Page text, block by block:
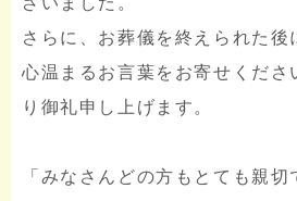
さらに、お葬儀を終えられた後
心温まるお言葉をお寄せくださ
り御礼申し上げます。
「みなさんどの方もとても親切